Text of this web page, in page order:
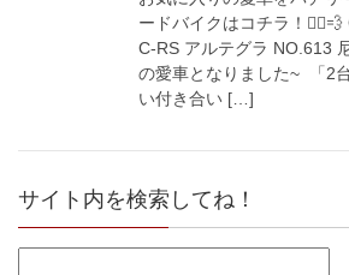
ードバイクはコチラ！
C-RS アルテグラ NO.613
の愛車となりました~ 「2
い付き合い […]
サイト内を検索してね！